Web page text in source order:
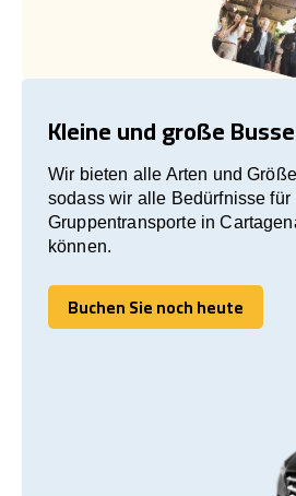
Kleine und große Busse
Wir bieten alle Arten und
sodass wir alle Bedürfnisse für
Gruppentransporte in
können.
Buchen Sie noch heute
Buchen Sie noch heute